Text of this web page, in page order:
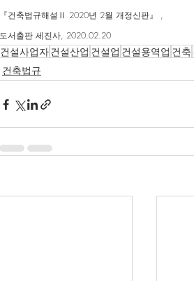
『건축법규해설Ⅱ 2020년 2월 개정신판』 ,
도서출판 세진사, 2020.02.20
건설사업자건설산업 건설업 건설용역업 건축
건축법규